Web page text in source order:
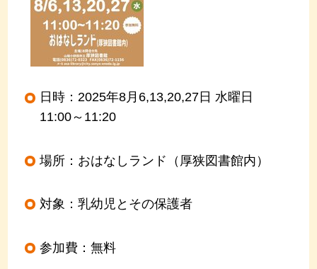
日時：2025年8月6,13,20,27日 水曜日
11:00～11:20
場所：おはなしランド（厚狭図書館内）
対象：乳幼児とその保護者
参加費：無料